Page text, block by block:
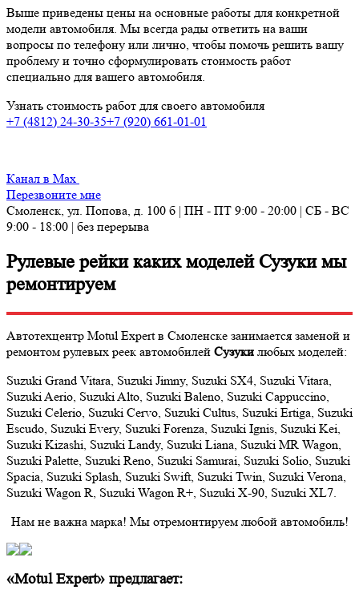
Выше приведены цены на основные работы для конкретной
модели автомобиля. Мы всегда рады ответить на ваши
вопросы по телефону или лично, чтобы помочь решить вашу
проблему и точно сформулировать стоимость работ
специально для вашего автомобиля.
Узнать стоимость работ для своего автомобиля
+7 (4812) 24-30-35+7 (920) 661-01-01
Канал в Max
Перезвоните мне
Смоленск, ул. Попова, д. 100 б | ПН - ПТ 9:00 - 20:00 | СБ - ВС
9:00 - 18:00 | без перерыва
Рулевые рейки каких моделей Сузуки мы
ремонтируем
Автотехцентр Motul Expert в Смоленске занимается заменой и
ремонтом рулевых реек автомобилей Сузуки любых моделей:
Suzuki Grand Vitara, Suzuki Jimny, Suzuki SX4, Suzuki Vitara,
Suzuki Aerio, Suzuki Alto, Suzuki Baleno, Suzuki Cappuccino,
Suzuki Celerio, Suzuki Cervo, Suzuki Cultus, Suzuki Ertiga, Suzuki
Escudo, Suzuki Every, Suzuki Forenza, Suzuki Ignis, Suzuki Kei,
Suzuki Kizashi, Suzuki Landy, Suzuki Liana, Suzuki MR Wagon,
Suzuki Palette, Suzuki Reno, Suzuki Samurai, Suzuki Solio, Suzuki
Spacia, Suzuki Splash, Suzuki Swift, Suzuki Twin, Suzuki Verona,
Suzuki Wagon R, Suzuki Wagon R+, Suzuki X-90, Suzuki XL7.
Нам не важна марка! Мы отремонтируем любой автомобиль!
«Motul Expert» предлагает: